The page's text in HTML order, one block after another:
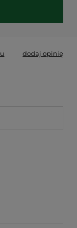
dodaj opinię